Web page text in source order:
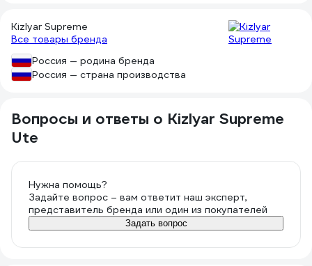
Kizlyar Supreme
Все товары бренда
Россия — родина бренда
Россия — страна производства
Вопросы и ответы о Kizlyar Supreme
Ute
Нужна помощь?
Задайте вопрос – вам ответит наш эксперт,
представитель бренда или один из покупателей
Задать вопрос